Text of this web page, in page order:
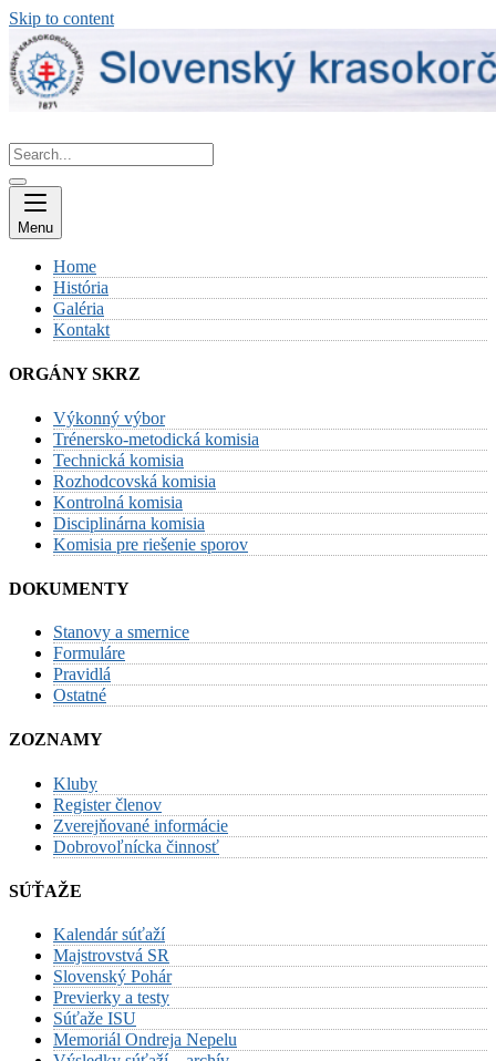
Skip to content
Menu
Home
História
Galéria
Kontakt
ORGÁNY SKRZ
Výkonný výbor
Trénersko-metodická komisia
Technická komisia
Rozhodcovská komisia
Kontrolná komisia
Disciplinárna komisia
Komisia pre riešenie sporov
DOKUMENTY
Stanovy a smernice
Formuláre
Pravidlá
Ostatné
ZOZNAMY
Kluby
Register členov
Zverejňované informácie
Dobrovoľnícka činnosť
SÚŤAŽE
Kalendár súťaží
Majstrovstvá SR
Slovenský Pohár
Previerky a testy
Súťaže ISU
Memoriál Ondreja Nepelu